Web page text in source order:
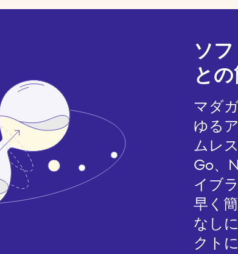
ソ
と
マダ
ゆる
ムレ
Go、
イブ
早く
なし
クト